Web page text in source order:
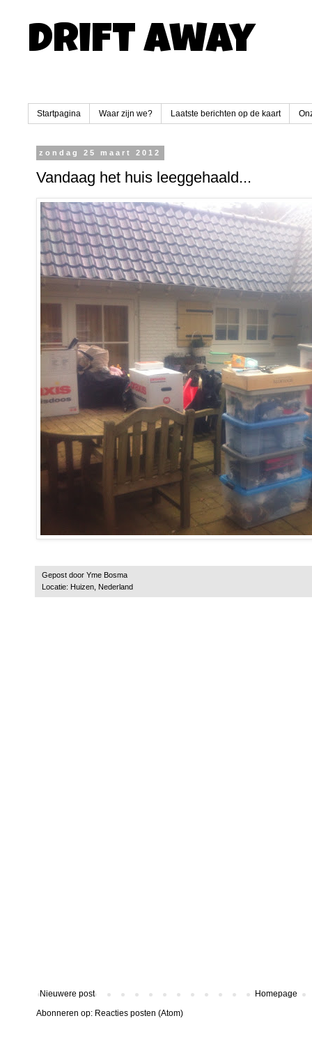
Drift Away
Startpagina Waar zijn we? Laatste berichten op de kaart
zondag 25 maart 2012
Vandaag het huis leeggehaald...
Gepost door Yme Bosma
Locatie: Huizen, Nederland
Nieuwere post
Homepage
Abonneren op: Reacties posten (Atom)